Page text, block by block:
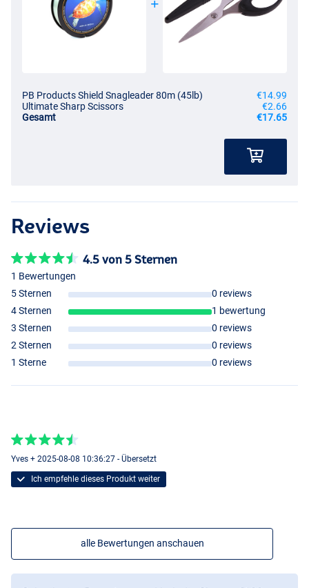
PB Products Shield Snagleader 80m (45lb)
€14.99
Ultimate Sharp Scissors
€2.66
Gesamt
€17.65
Reviews
4.5 von 5 Sternen
1 Bewertungen
5 Sternen
0 reviews
4 Sternen
1 bewertung
3 Sternen
0 reviews
2 Sternen
0 reviews
1 Sterne
0 reviews
Yves + 2025-08-08 10:36:27 - Übersetzt
Ich empfehle dieses Produkt weiter
alle Bewertungen anschauen